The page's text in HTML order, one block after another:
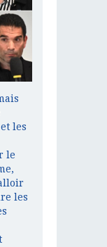
les
le
les